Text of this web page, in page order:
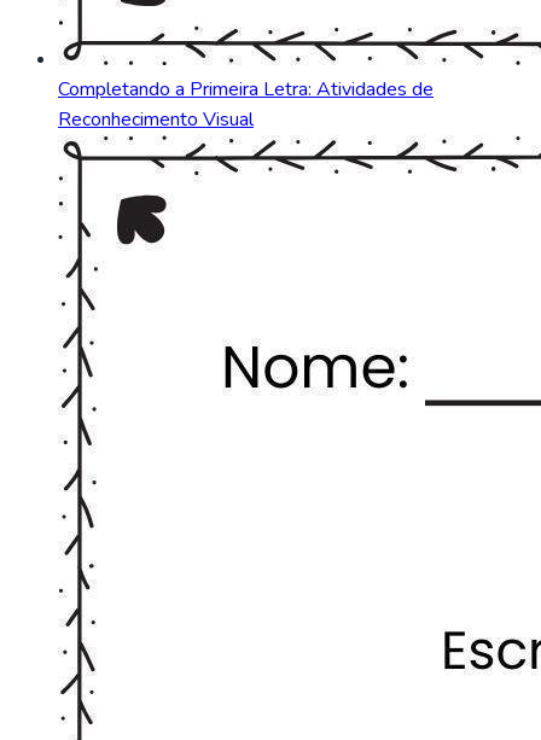
Completando a Primeira Letra: Atividades de
Reconhecimento Visual